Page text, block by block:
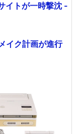
イトが一時撃沈 -
イク計画が進行